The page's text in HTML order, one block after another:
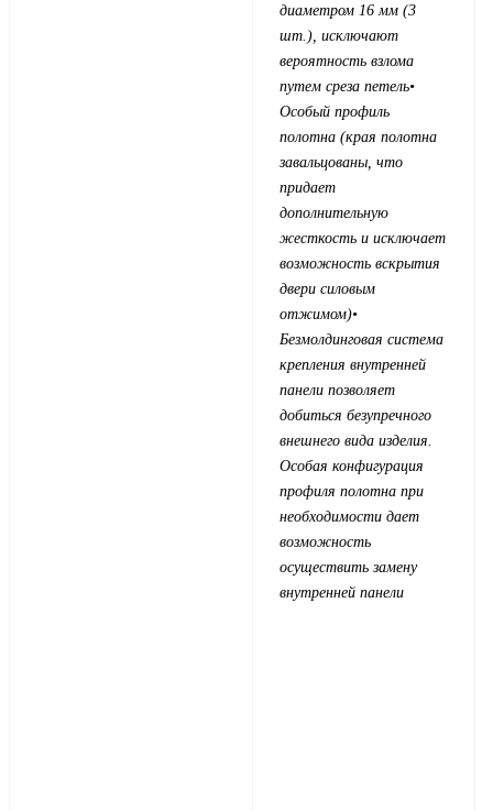
диаметром 16 мм (3
шт.), исключают
вероятность взлома
путем среза петель•
Особый профиль
полотна (края полотна
завальцованы, что
придает
дополнительную
жесткость и исключает
возможность вскрытия
двери силовым
отжимом)•
Безмолдинговая система
крепления внутренней
панели позволяет
добиться безупречного
внешнего вида изделия.
Особая конфигурация
профиля полотна при
необходимости дает
возможность
осуществить замену
внутренней панели